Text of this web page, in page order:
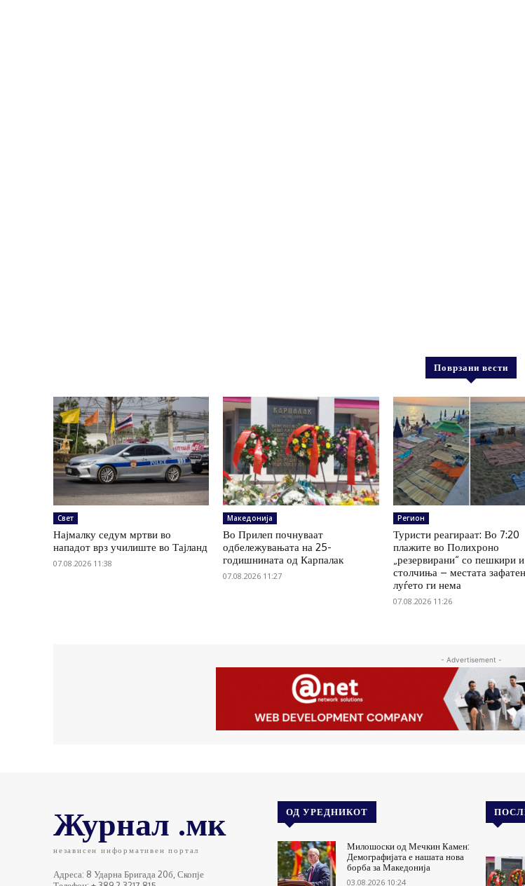
Поврзани вести
Свет
Најмалку седум мртви во
нападот врз училиште во Тајланд
07.08.2026 11:38
Македонија
Во Прилеп почнуваат
одбележувањата на 25-
годишнината од Карпалак
07.08.2026 11:27
Регион
Туристи реагираат: Во 7:20
плажите во Полихроно
„резервирани“ со пешкири и
столчиња – местата
луѓето ги нема
07.08.2026 11:26
- Advertisement -
Журнал .мк
независен информативен портал
Адреса: 8 Ударна Бригада 20б, Скопје
ОД УРЕДНИКОТ
Милошоски од Мечкин Камен:
Демографијата е нашата нова
борба за Македонија
03.08.2026 10:24